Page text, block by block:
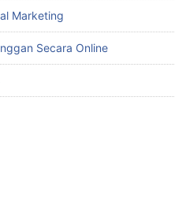
Marketing
Secara Online